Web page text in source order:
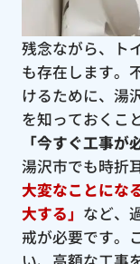
残念ながら、ト
も存在します。
けるために、湯
を知っておくこ
「今すぐ工事が
湯沢市でも時折
大変なことにな
大する」 など、
戒が必要です。